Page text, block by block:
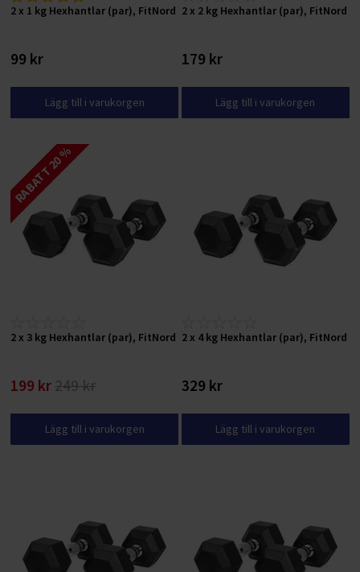
2 x 1 kg Hexhantlar (par), FitNord
99 kr
Lägg till i varukorgen
2 x 2 kg Hexhantlar (par), FitNord
179 kr
Lägg till i varukorgen
RABATT 20 %
2 x 3 kg Hexhantlar (par), FitNord
199 kr 249 kr
Lägg till i varukorgen
2 x 4 kg Hexhantlar (par), FitNord
329 kr
Lägg till i varukorgen